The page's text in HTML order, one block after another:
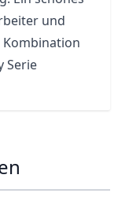
und
Kombination
Serie